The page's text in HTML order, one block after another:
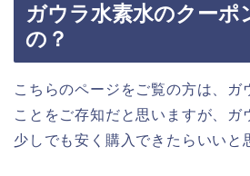
ガウラ水素水のクーポ
の？
こちらのページをご覧の方は、ガ
ことをご存知だと思いますが、ガ
少しでも安く購入できたらいいと